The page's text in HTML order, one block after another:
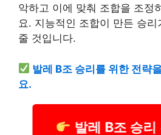
악하고 이에 맞춰 조합을 조정
요. 지능적인 조합이 만든 승리
줄 것입니다.
발레 B조 승리를 위한 전략
요.
발레 B조 승리